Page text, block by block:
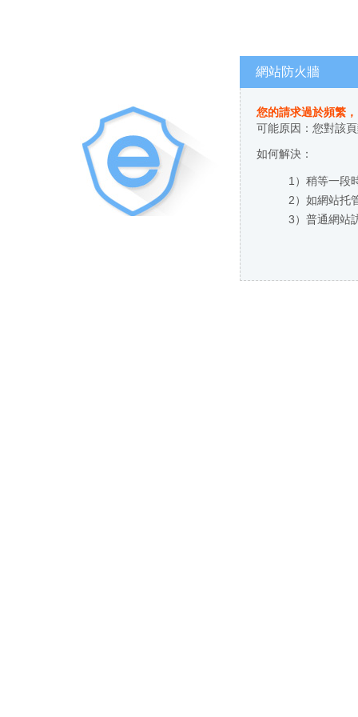
網站防火牆
您的請求過於頻繁
可能原因：您對
如何解決：
1）稍等一段時
2）如網站托管
3）普通網站訪